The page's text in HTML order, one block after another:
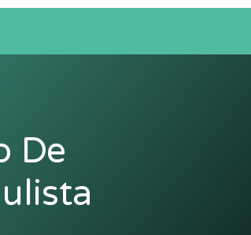
De